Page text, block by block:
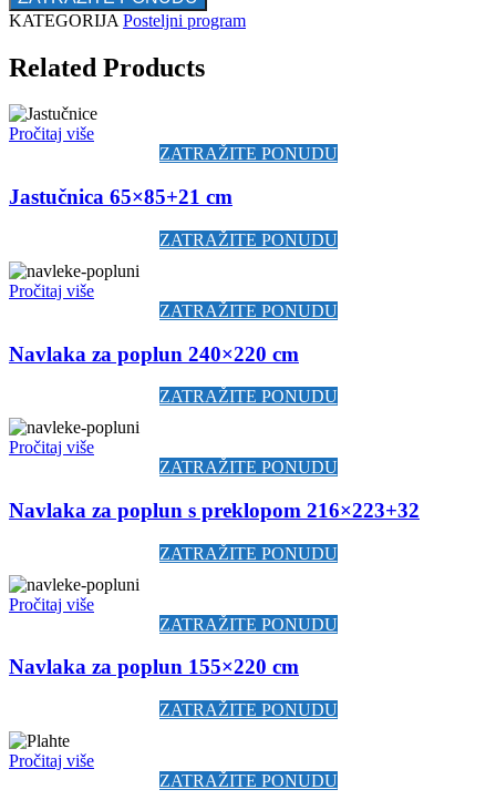
KATEGORIJA Posteljni program
Related Products
Pročitaj više
ZATRAŽITE PONUDU
Jastučnica 65×85+21 cm
ZATRAŽITE PONUDU
Pročitaj više
ZATRAŽITE PONUDU
Navlaka za poplun 240×220 cm
ZATRAŽITE PONUDU
Pročitaj više
ZATRAŽITE PONUDU
Navlaka za poplun s preklopom 216×223+32
ZATRAŽITE PONUDU
Pročitaj više
ZATRAŽITE PONUDU
Navlaka za poplun 155×220 cm
ZATRAŽITE PONUDU
Pročitaj više
ZATRAŽITE PONUDU